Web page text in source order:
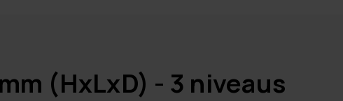
(HxLxD) - 3 niveaus